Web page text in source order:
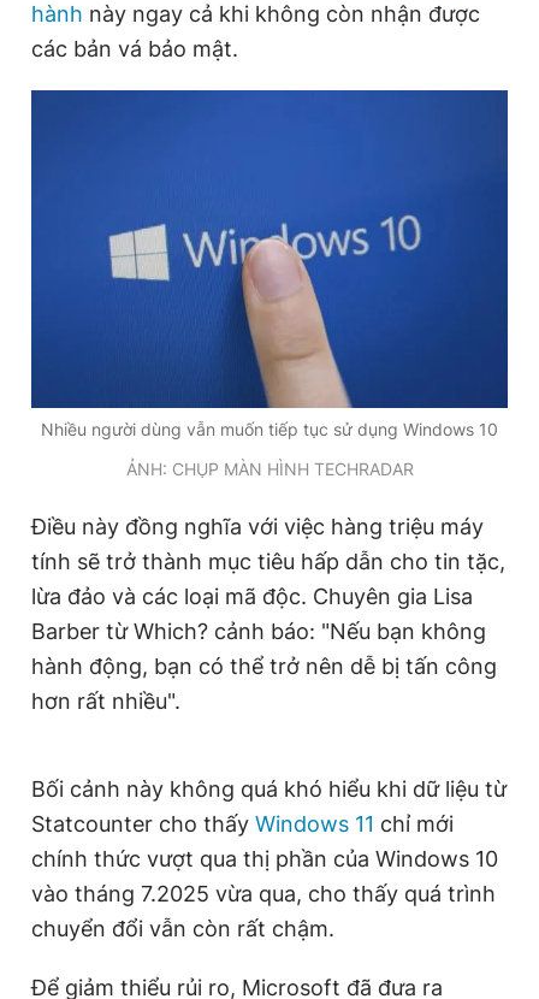
Đặt báo Quảng cáo
Tổng biên tập: Nguyễn Ngọc Toàn
Giấy phép xuất bản số 110/GP - BTTTT cấp ngày 24.3.2020
© 2003-2026 Bản quyền thuộc về Báo Thanh Niên. Cấm sao
chép dưới mọi hình thức nếu không có sự chấp thuận bằng văn
bản. Phát triển bởi ePi Technologies, JSC.
hành này ngay cả khi không còn nhận được
các bản vá bảo mật.
Nhiều người dùng vẫn muốn tiếp tục sử dụng Windows 10
ẢNH: CHỤP MÀN HÌNH TECHRADAR
Điều này đồng nghĩa với việc hàng triệu máy
tính sẽ trở thành mục tiêu hấp dẫn cho tin tặc,
lừa đảo và các loại mã độc. Chuyên gia Lisa
Barber từ Which? cảnh báo: "Nếu bạn không
hành động, bạn có thể trở nên dễ bị tấn công
hơn rất nhiều".
Bối cảnh này không quá khó hiểu khi dữ liệu từ
Statcounter cho thấy Windows 11 chỉ mới
chính thức vượt qua thị phần của Windows 10
vào tháng 7.2025 vừa qua, cho thấy quá trình
chuyển đổi vẫn còn rất chậm.
Để giảm thiểu rủi ro, Microsoft đã đưa ra